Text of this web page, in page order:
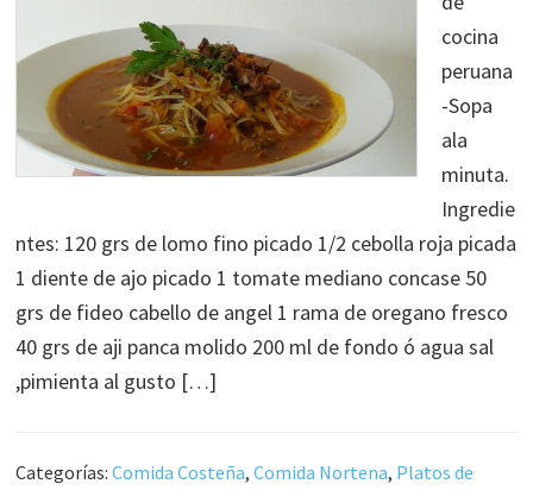
cocina
peruana
-Sopa
ala
minuta.
Ingredie
ntes: 120 grs de lomo fino picado 1/2 cebolla roja picada
1 diente de ajo picado 1 tomate mediano concase 50
grs de fideo cabello de angel 1 rama de oregano fresco
40 grs de aji panca molido 200 ml de fondo ó agua sal
,pimienta al gusto […]
Categorías:Comida Costeña,Comida Nortena, Platos de